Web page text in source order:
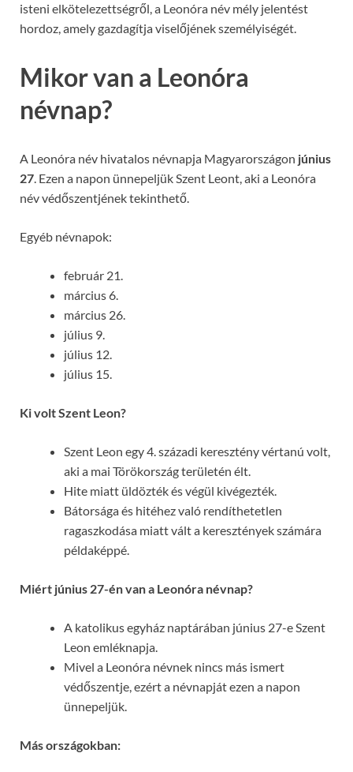
isteni elkötelezettségről, a Leonóra név mély jelentést
hordoz, amely gazdagítja viselőjének személyiségét.
Mikor van a Leonóra
névnap?
A Leonóra név hivatalos névnapja Magyarországon június
27. Ezen a napon ünnepeljük Szent Leont, aki a Leonóra
név védőszentjének tekinthető.
Egyéb névnapok:
február 21.
március 6.
március 26.
július 9.
július 12.
július 15.
Ki volt Szent Leon?
Szent Leon egy 4. századi keresztény vértanú volt,
aki a mai Törökország területén élt.
Hite miatt üldözték és végül kivégezték.
Bátorsága és hitéhez való rendíthetetlen
ragaszkodása miatt vált a keresztények számára
példaképpé.
Miért június 27-én van a Leonóra névnap?
A katolikus egyház naptárában június 27-e Szent
Leon emléknapja.
Mivel a Leonóra névnek nincs más ismert
védőszentje, ezért a névnapját ezen a napon
ünnepeljük.
Más országokban: